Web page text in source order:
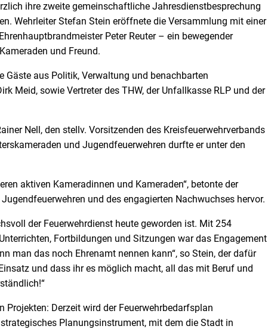
ihre zweite gemeinschaftliche Jahresdienstbesprechung
Wehrleiter Stefan Stein eröffnete die Versammlung mit einer
Peter Reuter – ein bewegender
und Freund.
Gäste aus Politik, Verwaltung und benachbarten
Meid, sowie Vertreter des THW, der Unfallkasse RLP und der
Nell, den stellv. Vorsitzenden des Kreisfeuerwehrverbands
und Jugendfeuerwehren durfte er unter den
aktiven Kameradinnen und Kameraden“, betonte der
und des engagierten Nachwuchses hervor.
der Feuerwehrdienst heute geworden ist. Mit 254
Fortbildungen und Sitzungen war das Engagement
man das noch Ehrenamt nennen kann“, so Stein, der dafür
und dass ihr es möglich macht, all das mit Beruf und
Derzeit wird der Feuerwehrbedarfsplan
Planungsinstrument, mit dem die Stadt in